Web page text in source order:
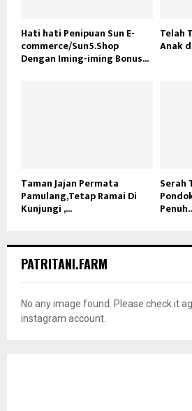
Hati hati Penipuan Sun E-
commerce/Sun5.Shop
Dengan Iming-iming Bonus...
Telah
Anak
Taman Jajan Permata
Pamulang,Tetap Ramai Di
Kunjungi ,...
Serah
PATRITANI.FARM
No any image found. Please check it
instagram account.